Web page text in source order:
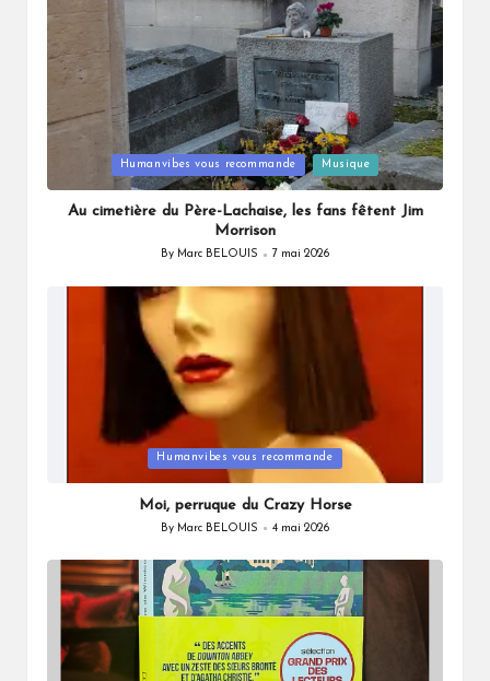
in
Humanvibes vous recommande Musique
Au cimetière du Père-Lachaise, les fans fêtent Jim
Morrison
Posted
By Marc BELOUIS 7 mai 2026
in
Humanvibes vous recommande
Moi, perruque du Crazy Horse
Posted
By Marc BELOUIS 4 mai 2026